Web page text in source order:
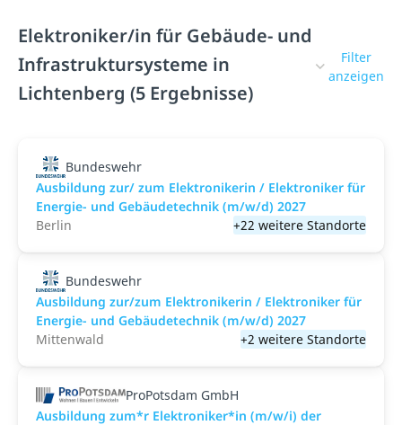
Elektroniker/in für Gebäude- und
Infrastruktursysteme in
Lichtenberg (5 Ergebnisse)
Filter
anzeigen
Bundeswehr
Ausbildung zur/ zum Elektronikerin / Elektroniker für
Energie- und Gebäudetechnik (m/w/d) 2027
Berlin
+22 weitere Standorte
Bundeswehr
Ausbildung zur/zum Elektronikerin / Elektroniker für
Energie- und Gebäudetechnik (m/w/d) 2027
Mittenwald
+2 weitere Standorte
ProPotsdam GmbH
Ausbildung zum*r Elektroniker*in (m/w/i) der